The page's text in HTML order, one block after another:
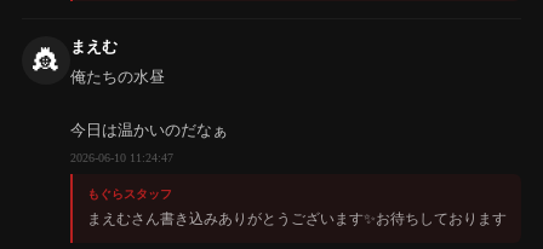
👸
まえむ
俺たちの水昼
今日は温かいのだなぁ
2026-06-10 11:24:47
もぐらスタッフ
まえむさん書き込みありがとうございます✨️お待ちしております